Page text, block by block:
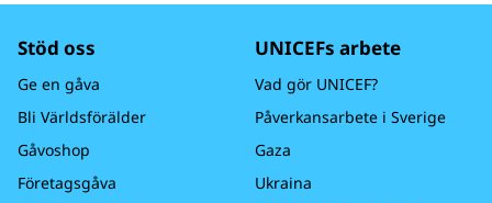
Stöd oss
Ge en gåva
Bli Världsförälder
Gåvoshop
Företagsgåva
UNICEFs arbete
Vad gör UNICEF?
Påverkansarbete i Sverige
Gaza
Ukraina